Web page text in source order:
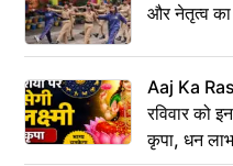
और नेतृत्व
Aaj Ka
रविवार को
कृपा, धन